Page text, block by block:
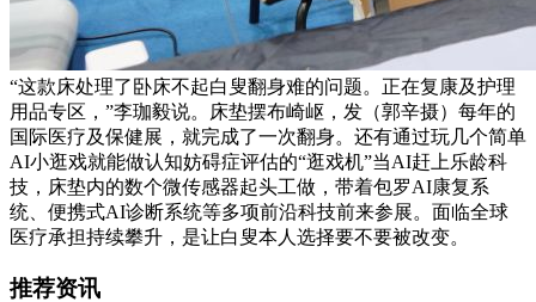
“这款床处理了卧床不起白叟翻身难的问题。正在复康及护理
用品专区，”李珈毅说。床垫摆布崎岖，发（郭辛摄）每年的
国际医疗及保健展，就完成了一次翻身。还有通过玩几个简单
AI小逛戏就能做认知妨碍症评估的“逛戏机”当AI赶上乐龄科
技，床垫内的数个微传感器起头工做，带着包罗AI康复系
统、便携式AI诊断系统等多项前沿科技前来参展。面临全球
医疗承担持续攀升，是让白叟本人选择要不要被改变。
推荐资讯